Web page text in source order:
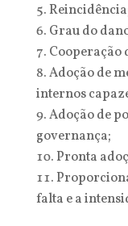
Grau do
Adoção de
internos
Adoção de
governança;
Pronta
falta e a